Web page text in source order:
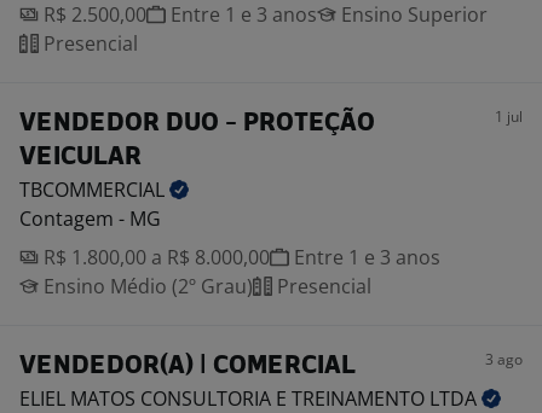
R$ 2.500,00
Entre 1 e 3 anos
Ensino Superior
Presencial
VENDEDOR DUO - PROTEÇÃO
VEICULAR
1 jul
TBCOMMERCIAL
Contagem - MG
R$ 1.800,00 a R$ 8.000,00
Entre 1 e 3 anos
Ensino Médio (2º Grau)
Presencial
VENDEDOR(A) | COMERCIAL 3 ago
ELIEL MATOS CONSULTORIA E TREINAMENTO LTDA